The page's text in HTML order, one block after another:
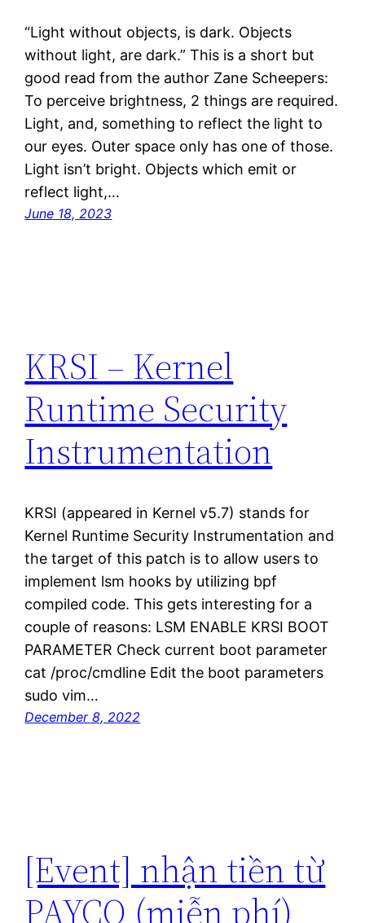
“Light without objects, is dark. Objects
without light, are dark.” This is a short but
good read from the author Zane Scheepers:
To perceive brightness, 2 things are required.
Light, and, something to reflect the light to
our eyes. Outer space only has one of those.
Light isn’t bright. Objects which emit or
reflect light,…
June 18, 2023
KRSI – Kernel
Runtime Security
Instrumentation
KRSI (appeared in Kernel v5.7) stands for
Kernel Runtime Security Instrumentation and
the target of this patch is to allow users to
implement lsm hooks by utilizing bpf
compiled code. This gets interesting for a
couple of reasons: LSM ENABLE KRSI BOOT
PARAMETER Check current boot parameter
cat /proc/cmdline Edit the boot parameters
sudo vim…
December 8, 2022
[Event] nhận tiền từ
PAYCO (miễn phí)